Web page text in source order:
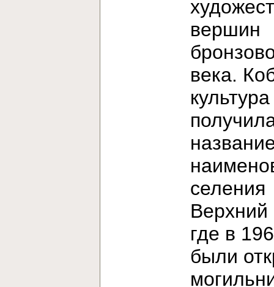
вершин
века.
культура
селения
Верхний
где в
были